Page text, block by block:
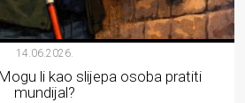
14.06.2026.
li kao slijepa osoba pratiti
mundijal?